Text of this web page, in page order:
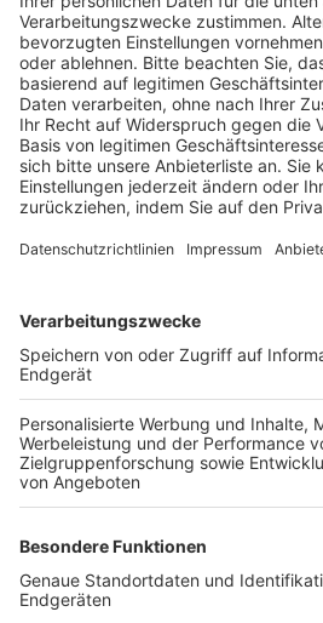
Schulungsangebot Vereinsmitarbeiter
BFV-Geschäftsstellen
Trainerbörse
Login SpielPlus
FOLGE DEM BFV
TOP-VEREINE
TOP-PARTNER